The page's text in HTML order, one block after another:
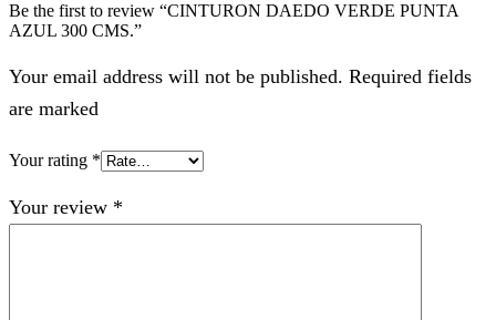
Be the first to review “CINTURON DAEDO VERDE PUNTA
AZUL 300 CMS.”
Your email address will not be published. Required fields
are marked
Your rating *
Your review *